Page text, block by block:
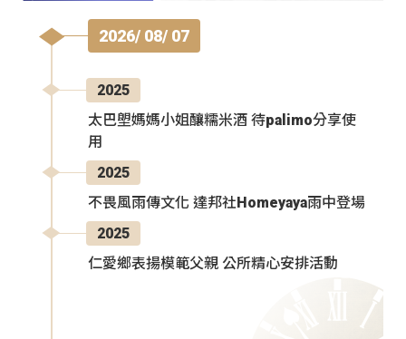
2026/ 08/ 07
2025
太巴塱媽媽小姐釀糯米酒 待palimo分享使
用
2025
不畏風雨傳文化 達邦社Homeyaya雨中登場
2025
仁愛鄉表揚模範父親 公所精心安排活動